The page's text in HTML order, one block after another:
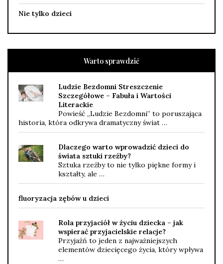
Nie tylko dzieci
Warto sprawdzić
Ludzie Bezdomni Streszczenie
Szczegółowe – Fabuła i Wartości
Literackie
Powieść „Ludzie Bezdomni” to poruszająca
historia, która odkrywa dramatyczny świat …
Dlaczego warto wprowadzić dzieci do
świata sztuki rzeźby?
Sztuka rzeźby to nie tylko piękne formy i
kształty, ale …
fluoryzacja zębów u dzieci
Rola przyjaciół w życiu dziecka – jak
wspierać przyjacielskie relacje?
Przyjaźń to jeden z najważniejszych
elementów dziecięcego życia, który wpływa
…